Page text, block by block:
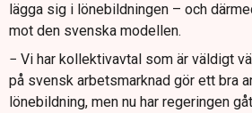
lägga sig i lönebildningen – och
mot den svenska modellen.
− Vi har kollektivavtal som är väldigt
på svensk arbetsmarknad gör ett bra
lönebildning, men nu har regeringen